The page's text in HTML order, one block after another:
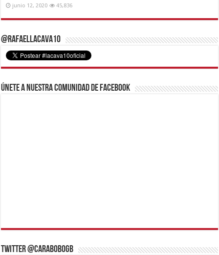
junio 12, 2020 45,836
@RafaelLacava10
Únete a nuestra comunidad de Facebook
Twitter @CaraboboGB